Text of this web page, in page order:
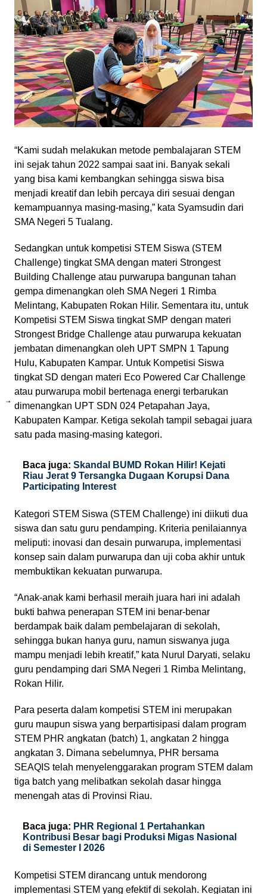
“Kami sudah melakukan metode pembalajaran STEM
ini sejak tahun 2022 sampai saat ini. Banyak sekali
yang bisa kami kembangkan sehingga siswa bisa
menjadi kreatif dan lebih percaya diri sesuai dengan
kemampuannya masing-masing,” kata Syamsudin dari
SMA Negeri 5 Tualang.
Sedangkan untuk kompetisi STEM Siswa (STEM
Challenge) tingkat SMA dengan materi Strongest
Building Challenge atau purwarupa bangunan tahan
gempa dimenangkan oleh SMA Negeri 1 Rimba
Melintang, Kabupaten Rokan Hilir. Sementara itu, untuk
Kompetisi STEM Siswa tingkat SMP dengan materi
Strongest Bridge Challenge atau purwarupa kekuatan
jembatan dimenangkan oleh UPT SMPN 1 Tapung
Hulu, Kabupaten Kampar. Untuk Kompetisi Siswa
tingkat SD dengan materi Eco Powered Car Challenge
atau purwarupa mobil bertenaga energi terbarukan
dimenangkan UPT SDN 024 Petapahan Jaya,
Kabupaten Kampar. Ketiga sekolah tampil sebagai juara
satu pada masing-masing kategori.
Baca juga: Skandal BUMD Rokan Hilir! Kejati
Riau Jerat 9 Tersangka Dugaan Korupsi Dana
Participating Interest
Kategori STEM Siswa (STEM Challenge) ini diikuti dua
siswa dan satu guru pendamping. Kriteria penilaiannya
meliputi: inovasi dan desain purwarupa, implementasi
konsep sain dalam purwarupa dan uji coba akhir untuk
membuktikan kekuatan purwarupa.
“Anak-anak kami berhasil meraih juara hari ini adalah
bukti bahwa penerapan STEM ini benar-benar
berdampak baik dalam pembelajaran di sekolah,
sehingga bukan hanya guru, namun siswanya juga
mampu menjadi lebih kreatif,” kata Nurul Daryati, selaku
guru pendamping dari SMA Negeri 1 Rimba Melintang,
Rokan Hilir.
Para peserta dalam kompetisi STEM ini merupakan
guru maupun siswa yang berpartisipasi dalam program
STEM PHR angkatan (batch) 1, angkatan 2 hingga
angkatan 3. Dimana sebelumnya, PHR bersama
SEAQIS telah menyelenggarakan program STEM dalam
tiga batch yang melibatkan sekolah dasar hingga
menengah atas di Provinsi Riau.
Baca juga: PHR Regional 1 Pertahankan
Kontribusi Besar bagi Produksi Migas Nasional
di Semester I 2026
Kompetisi STEM dirancang untuk mendorong
implementasi STEM yang efektif di sekolah. Kegiatan ini